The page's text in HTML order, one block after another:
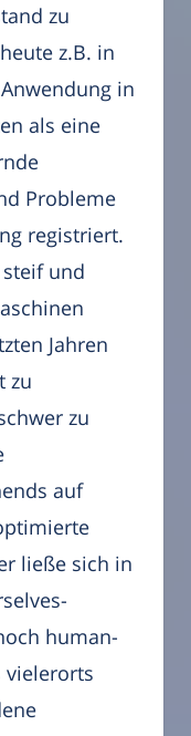
zu
z.B. in
in
als eine
Probleme
registriert.
und
Jahren
zu
zu
auf
ließe sich in
human-
vielerorts